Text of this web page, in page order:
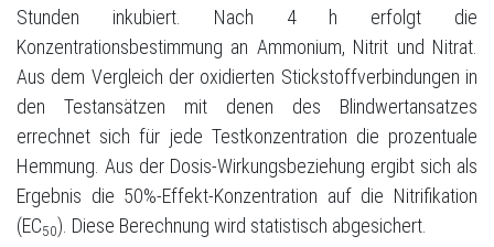
Stunden inkubiert. Nach 4 h erfolgt die
Konzentrationsbestimmung an Ammonium, Nitrit und Nitrat.
Aus dem Vergleich der oxidierten Stickstoffverbindungen in
den Testansätzen mit denen des Blindwertansatzes
errechnet sich für jede Testkonzentration die prozentuale
Hemmung. Aus der Dosis-Wirkungsbeziehung ergibt sich als
Ergebnis die 50%-Effekt-Konzentration auf die Nitrifikation
(EC50). Diese Berechnung wird statistisch abgesichert.